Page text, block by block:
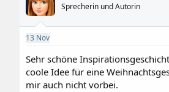
n
Sprecherin und Autorin
13 Nov
Sehr schöne
coole Idee für eine
mir auch nicht vorbei.